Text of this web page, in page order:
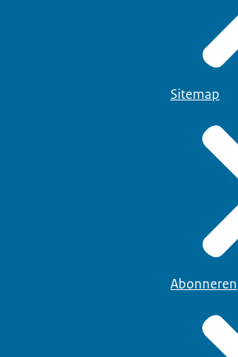
Sitemap
Abonneren